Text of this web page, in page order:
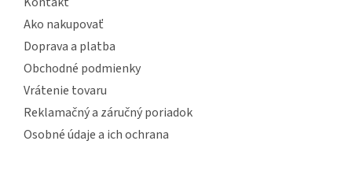
Ako nakupovať
Doprava a platba
Obchodné podmienky
Vrátenie tovaru
Reklamačný a záručný poriadok
Osobné údaje a ich ochrana